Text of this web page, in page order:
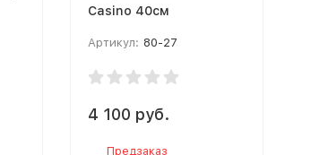
Casino 40см
Артикул: 80-27
4 100 руб.
Предзаказ